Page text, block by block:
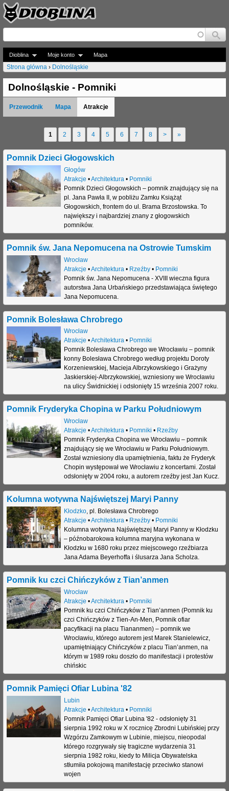
Jump to navigation
Dioblina Moje konto Mapa
J
e
s
ś
t
u
j
Strona główna › Dolnośląskie
Dolnośląskie - Pomniki
Przewodnik Mapa Atrakcje
t
o
1 2 3 4 5 6 7 8 > »
Pomnik Dzieci Głogowskich
Głogów
Atrakcje •Architektura • Pomniki
Pomnik Dzieci Głogowskich – pomnik znajdujący się na
pl. Jana Pawła II, w pobliżu Zamku Książąt
Głogowskich, frontem do ul. Brama Brzostowska. To
największy i najbardziej znany z głogowskich
pomników.
Pomnik św. Jana Nepomucena na Ostrowie Tumskim
Wrocław
Atrakcje •Architektura • Rzeźby• Pomniki
Pomnik św. Jana Nepomucena - XVIII wieczna figura
autorstwa Jana Urbańskiego przedstawiająca świętego
Jana Nepomucena.
Pomnik Bolesława Chrobrego
Wrocław
Atrakcje •Architektura• Pomniki
Pomnik Bolesława Chrobrego we Wrocławiu – pomnik
konny Bolesława Chrobrego według projektu Doroty
Korzeniewskiej, Macieja Albrzykowskiego i Grażyny
Jaskierskiej-Albrzykowskiej, wzniesiony we Wrocławiu
na ulicy Świdnickiej i odsłonięty 15 września 2007 roku.
Pomnik Fryderyka Chopina w Parku Południowym
Wrocław
Atrakcje •Architektura• Pomniki • Rzeźby
Pomnik Fryderyka Chopina we Wrocławiu – pomnik
znajdujący się we Wrocławiu w Parku Południowym.
Został wzniesiony dla upamiętnienia, faktu że Fryderyk
Chopin występował we Wrocławiu z koncertami. Został
odsłonięty w 2004 roku, a autorem rzeźby jest Jan Kucz.
Kolumna wotywna Najświętszej Maryi Panny
Kłodzko, pl. Bolesława Chrobrego
Atrakcje •Architektura• Rzeźby• Pomniki
Kolumna wotywna Najświętszej Maryi Panny w Kłodzku
– późnobarokowa kolumna maryjna wykonana w
Kłodzku w 1680 roku przez miejscowego rzeźbiarza
Jana Adama Beyerhoffa i ślusarza Jana Scholza.
Pomnik ku czci Chińczyków z Tian’anmen
Wrocław
Atrakcje •Architektura• Pomniki
Pomnik ku czci Chińczyków z Tian’anmen (Pomnik ku
czci Chińczyków z Tien-An-Men, Pomnik ofiar
pacyfikacji na placu Tiananmen) – pomnik we
Wrocławiu, którego autorem jest Marek Stanielewicz,
upamiętniający Chińczyków z placu Tian’anmen, na
którym w 1989 roku doszło do manifestacji i protestów
chińskic
Pomnik Pamięci Ofiar Lubina '82
Lubin
Atrakcje •Architektura • Pomniki
Pomnik Pamięci Ofiar Lubina '82 - odsłonięty 31
sierpnia 1992 roku w X rocznicę Zbrodni Lubińskiej przy
Wzgórzu Zamkowym w Lubinie, miejscu, nieopodal
którego rozgrywały się tragiczne wydarzenia 31
sierpnia 1982 roku, kiedy to Milicja Obywatelska
stłumiła pokojową manifestację przeciwko stanowi
wojen